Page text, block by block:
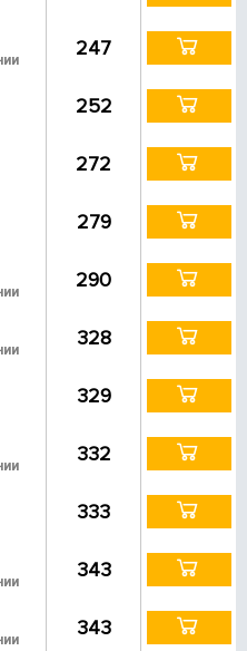
247
252
272
279
290
328
329
332
333
343
343